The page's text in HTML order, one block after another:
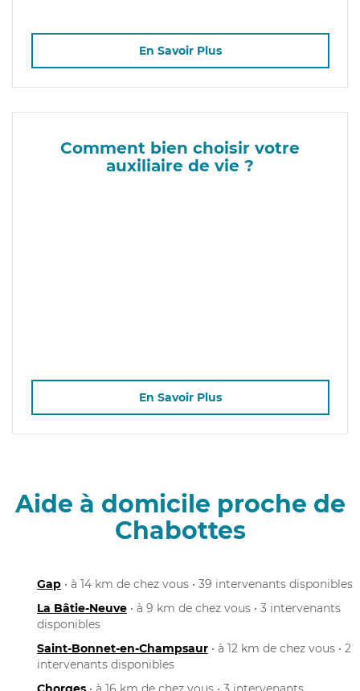
En Savoir Plus
Comment bien choisir votre
auxiliaire de vie ?
En Savoir Plus
Aide à domicile proche de
Chabottes
Gap • à 14 km de chez vous • 39 intervenants disponibles
La Bâtie-Neuve • à 9 km de chez vous • 3 intervenants
disponibles
Saint-Bonnet-en-Champsaur • à 12 km de chez vous • 2
intervenants disponibles